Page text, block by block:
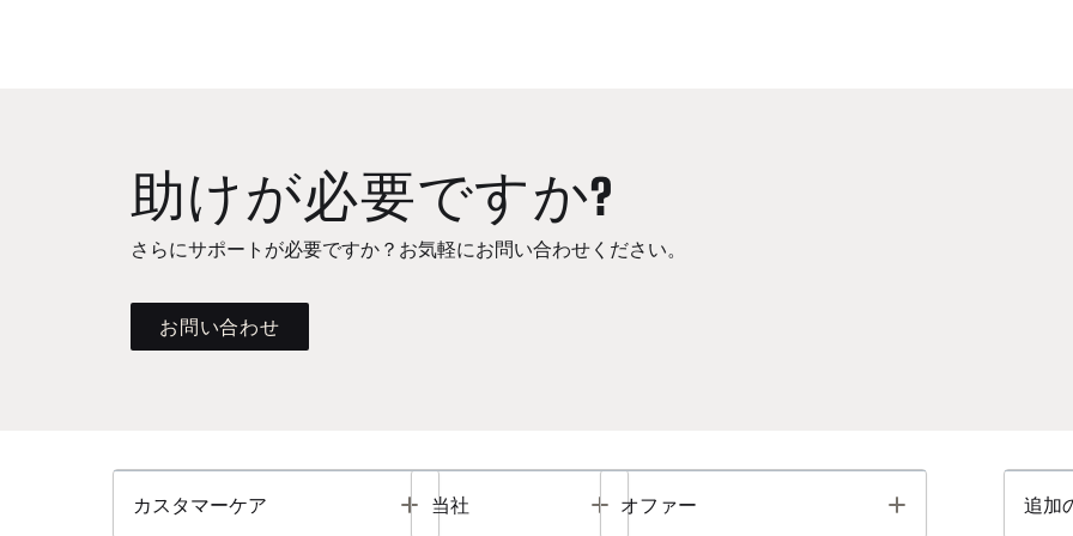
助けが必要ですか?
さらにサポートが必要ですか？お気軽にお問い合わせください。
お問い合わせ
カスタマーケア Toggle
当社 Toggle
オファー Toggle 追加